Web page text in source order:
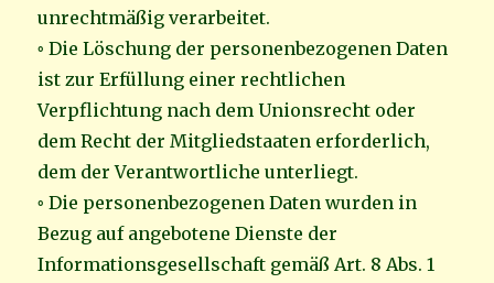
unrechtmäßig verarbeitet.
◦ Die Löschung der personenbezogenen Daten
ist zur Erfüllung einer rechtlichen
Verpflichtung nach dem Unionsrecht oder
dem Recht der Mitgliedstaaten erforderlich,
dem der Verantwortliche unterliegt.
◦ Die personenbezogenen Daten wurden in
Bezug auf angebotene Dienste der
Informationsgesellschaft gemäß Art. 8 Abs. 1